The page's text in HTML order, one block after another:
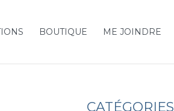
BOUTIQUE ME JOINDRE
CATÉGORIES